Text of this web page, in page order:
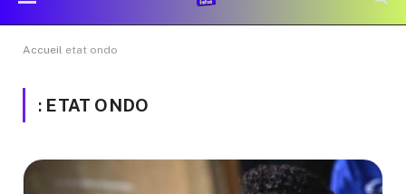
Accueil etat ondo
: ETAT ONDO